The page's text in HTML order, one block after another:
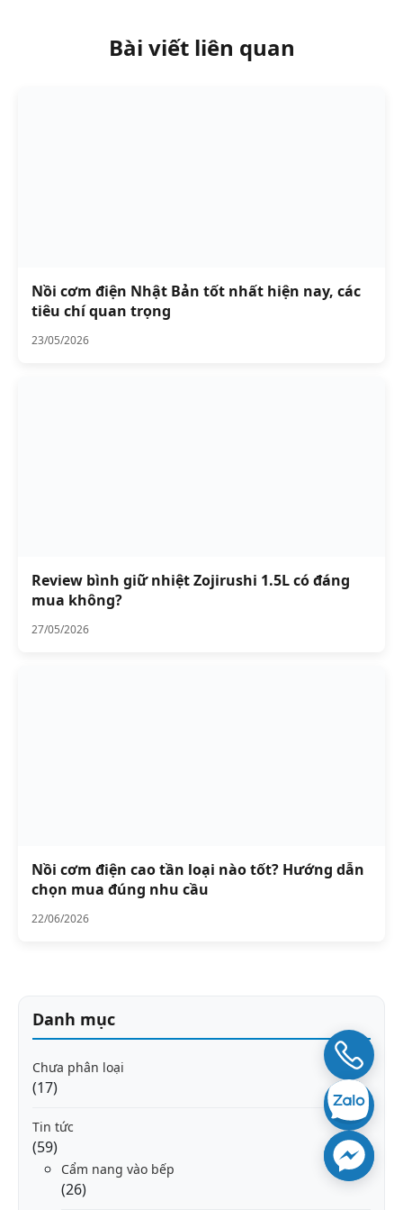
Bài viết liên quan
Nồi cơm điện Nhật Bản tốt nhất hiện nay, các
tiêu chí quan trọng
23/05/2026
Review bình giữ nhiệt Zojirushi 1.5L có đáng
mua không?
27/05/2026
Nồi cơm điện cao tần loại nào tốt? Hướng dẫn
chọn mua đúng nhu cầu
22/06/2026
Danh mục
Chưa phân loại
(17)
Tin tức
(59)
Cẩm nang vào bếp
(26)